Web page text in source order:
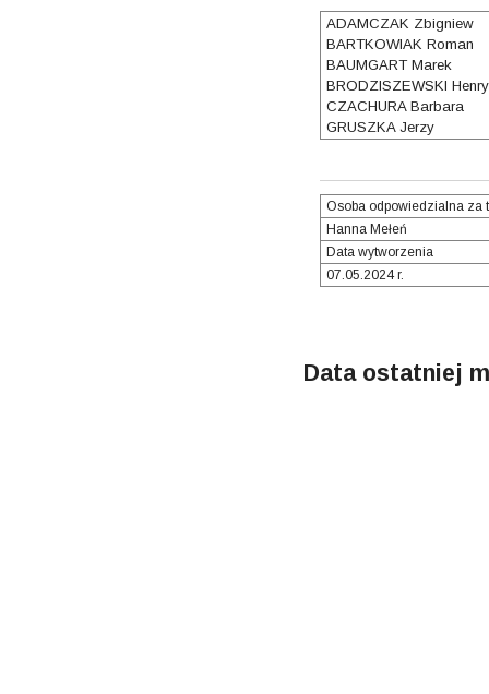
ADAMCZAK Zbigniew
BARTKOWIAK Roman
BAUMGART Marek
BRODZISZEWSKI
CZACHURA Barbara
GRUSZKA Jerzy
Osoba odpowiedzialna za
Hanna Mełeń
Data wytworzenia
07.05.2024 r.
Data ostatniej